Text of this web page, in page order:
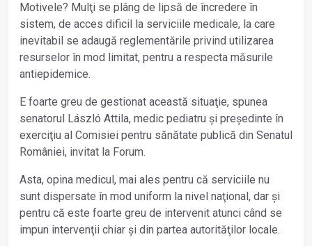
Motivele? Mulţi se plâng de lipsă de încredere în
sistem, de acces dificil la serviciile medicale, la care
inevitabil se adaugă reglementările privind utilizarea
resurselor în mod limitat, pentru a respecta măsurile
antiepidemice.
E foarte greu de gestionat această situaţie, spunea
senatorul László Attila, medic pediatru și președinte în
exerciţiu al Comisiei pentru sănătate publică din Senatul
României, invitat la Forum.
Asta, opina medicul, mai ales pentru că serviciile nu
sunt dispersate în mod uniform la nivel naţional, dar și
pentru că este foarte greu de intervenit atunci când se
impun intervenţii chiar și din partea autorităţilor locale.